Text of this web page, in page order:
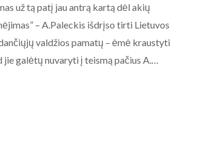
už tą patį jau antrą kartą dėl akių
– A.Paleckis išdrįso tirti Lietuvos
valdžios pamatų – ėmė kraustyti
galėtų nuvaryti į teismą pačius A.…